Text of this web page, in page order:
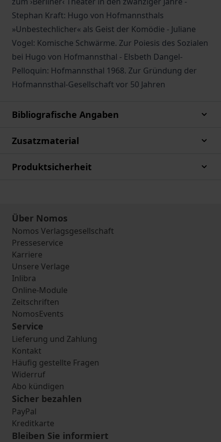
Stephan Kraft: Hugo von Hofmannsthals
»Unbestechlicher« als Geist der Komödie - Juliane
Vogel: Komische Schwärme. Zur Poiesis des Sozialen
bei Hugo von Hofmannsthal - Elsbeth Dangel-
Pelloquin: Hofmannsthal 1968. Zur Gründung der
Hofmannsthal-Gesellschaft vor 50 Jahren
Bibliografische Angaben
Zusatzmaterial
Produktsicherheit
Über Nomos
Nomos Verlagsgesellschaft
Presseservice
Karriere
Unsere Verlage
Inlibra
Online-Module
Zeitschriften
NomosEvents
Service
Lieferung und Zahlung
Kontakt
Häufig gestellte Fragen
Widerruf
Abo kündigen
Sicher bezahlen
PayPal
Kreditkarte
Bleiben Sie informiert